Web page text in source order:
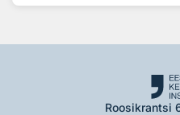
Roosikrantsi